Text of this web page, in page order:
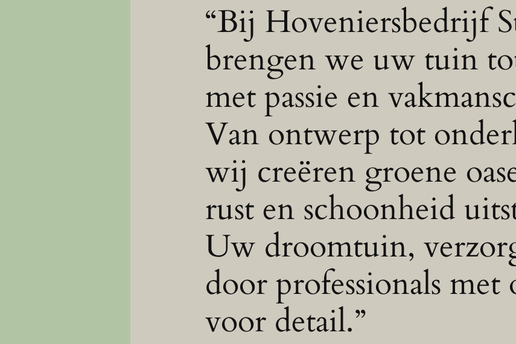
“Bij Hoveniersbedrijf
brengen we uw tuin
met passie en
Van ontwerp tot
wij creëren groene
rust en schoonheid
Uw droomtuin,
door professionals met
voor detail.”